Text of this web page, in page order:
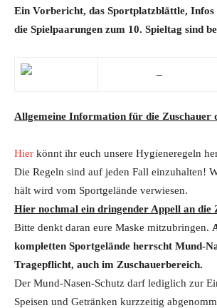
Ein Vorbericht, das Sportplatzblättle, Infos
die Spielpaarungen zum 10. Spieltag sind
–
Allgemeine Information für die Zuschauer
Hier könnt ihr euch unsere Hygieneregeln
Die Regeln sind auf jeden Fall einzuhalten!
hält wird vom Sportgelände verwiesen.
Hier nochmal ein dringender Appell an die
Bitte denkt daran eure Maske mitzubringen.
kompletten Sportgelände herrscht Mund-
Tragepflicht, auch im Zuschauerbereich.
Der Mund-Nasen-Schutz darf lediglich zur
Speisen und Getränken kurzzeitig